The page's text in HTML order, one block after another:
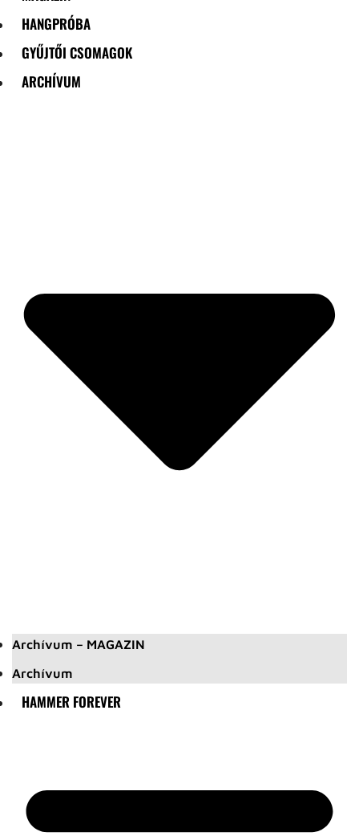
HANGPRÓBA
GYŰJTŐI CSOMAGOK
ARCHÍVUM
Archívum – MAGAZIN
Archívum
HAMMER FOREVER